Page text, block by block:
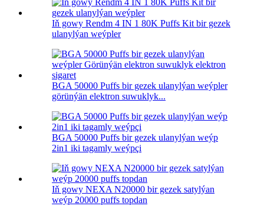
Iň gowy Rendm 4 IN 1 80K Puffs Kit bir gezek
ulanylýan weýpler
BGA 50000 Puffs bir gezek ulanylýan weýpler
görünýän elektron suwuklyk...
BGA 50000 Puffs bir gezek ulanylýan weýp
2in1 iki tagamly weýpçi
Iň gowy NEXA N20000 bir gezek satylýan
weýp 20000 puffs topdan